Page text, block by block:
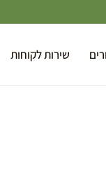
שירות לקוחות